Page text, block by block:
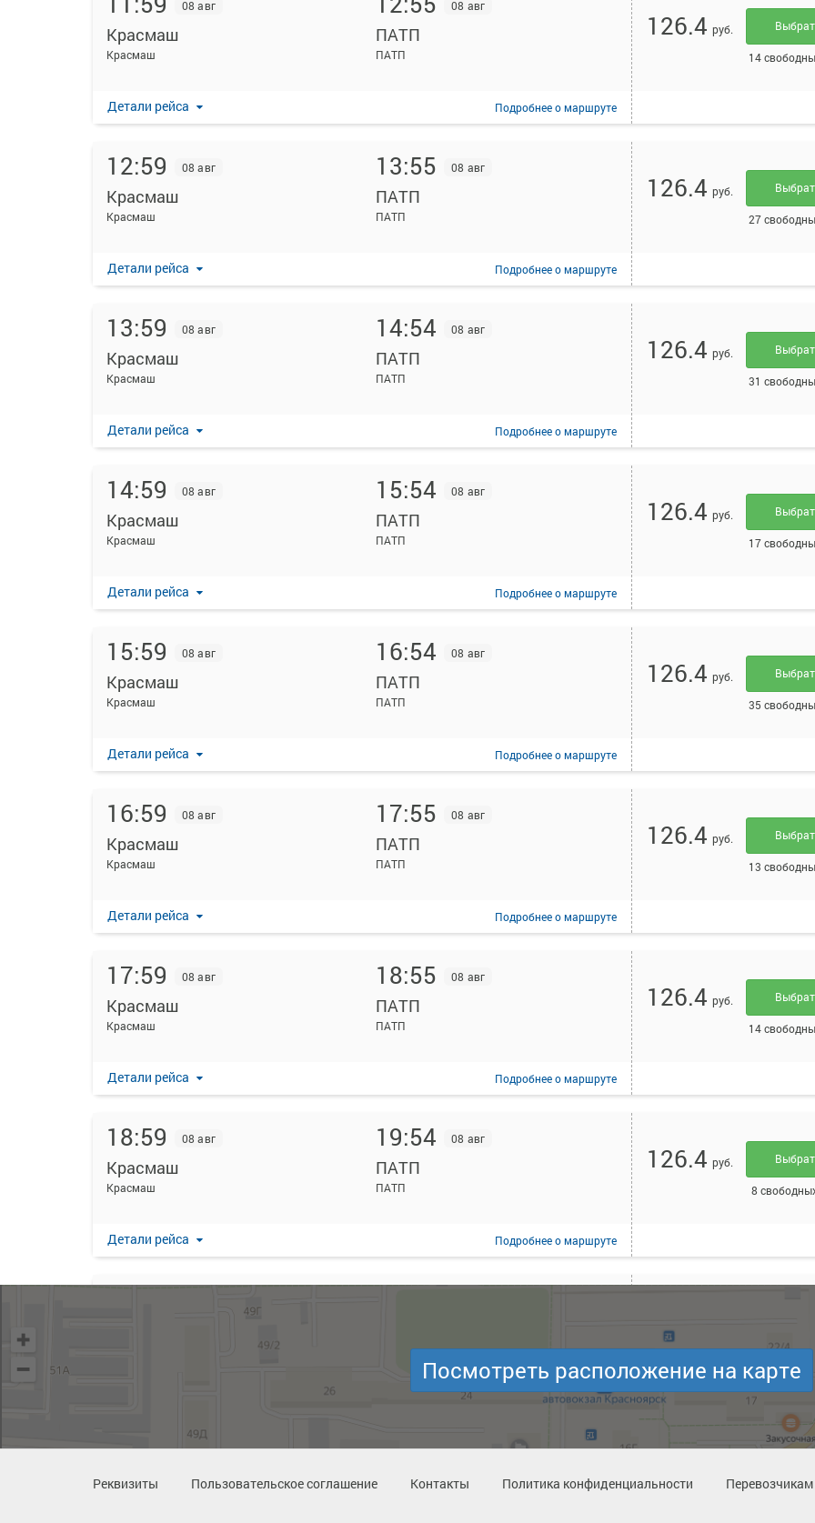
08 авг
Красмаш
Красмаш
08 авг
ПАТП
ПАТП
Детали рейса Подробнеео маршруте
126.4 руб.
14
12:59 08 авг
Красмаш
Красмаш
13:55 08 авг
ПАТП
ПАТП
Детали рейса Подробнеео маршруте
126.4 руб.
27
13:59 08 авг
Красмаш
Красмаш
14:54 08 авг
ПАТП
ПАТП
Детали рейса Подробнеео маршруте
126.4 руб.
31
14:59 08 авг
Красмаш
Красмаш
15:54 08 авг
ПАТП
ПАТП
Детали рейса Подробнеео маршруте
126.4 руб.
17
15:59 08 авг
Красмаш
Красмаш
16:54 08 авг
ПАТП
ПАТП
Детали рейса Подробнеео маршруте
126.4 руб.
35
16:59 08 авг
Красмаш
Красмаш
17:55 08 авг
ПАТП
ПАТП
Детали рейса Подробнеео маршруте
126.4 руб.
13
17:59 08 авг
Красмаш
Красмаш
18:55 08 авг
ПАТП
ПАТП
Детали рейса Подробнеео маршруте
126.4 руб.
14
18:59 08 авг
Красмаш
Красмаш
19:54 08 авг
ПАТП
ПАТП
Детали рейса Подробнеео маршруте
126.4 руб.
8
Подробнеео маршруте
Красмаш ПАТП 126.4 руб. Выбрать
Посмотреть расположение на карте
Реквизиты Пользовательское соглашение Контакты Политика конфиденциальности Перевозчикам